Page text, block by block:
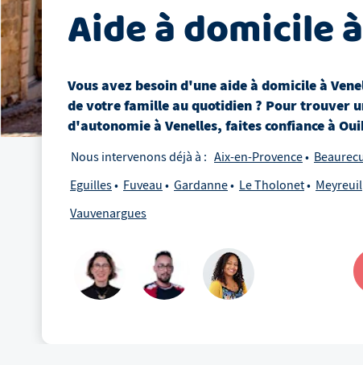
Aide à domicileà
Vous avez besoin d'une aide à domicileà
de votre famille au quotidien ? Pour trouver
d'autonomieà Venelles, faites confiance à
Nous intervenons déjà à : Aix-en-Provence
Eguilles
Fuveau Gardanne Le Tholonet Meyreuil
Vauvenargues